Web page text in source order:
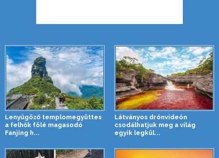
Lenyűgöző templomegyüttes
a felhők fölé magasodó
Fanjing h...
Látványos drónvideón
csodálhatjuk meg a világ
egyik legkül...